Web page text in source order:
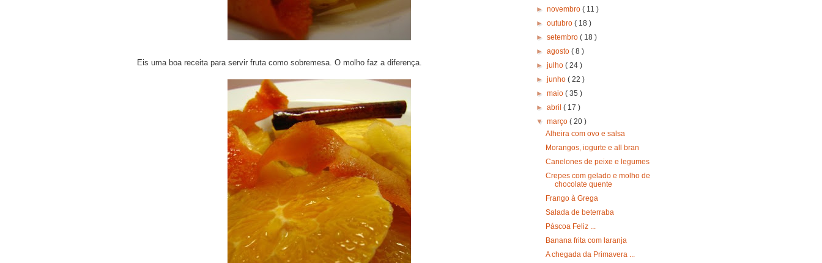
Eis uma boa receita para servir fruta como sobremesa. O molho faz a diferença.
►novembro( 11 )
►outubro( 18 )
►setembro( 18 )
►agosto( 8 )
►julho( 24 )
►junho( 22 )
►maio( 35 )
►abril( 17 )
▼março( 20 )
Alheira com ovo e salsa
Morangos, iogurte e all bran
Canelones de peixe e legumes
Crepes com gelado e molho de
chocolate quente
Frango à Grega
Salada de beterraba
Páscoa Feliz ...
Banana frita com laranja
A chegada da Primavera ...